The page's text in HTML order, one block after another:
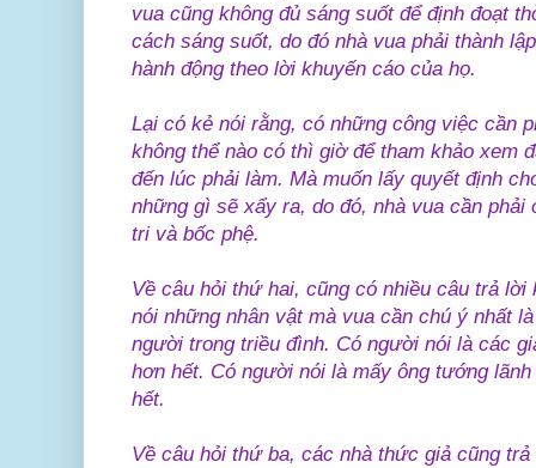
vua cũng không đủ sáng suốt để định đoạt
cách sáng suốt, do đó nhà vua phải thành
hành động theo lời khuyến cáo của họ.
Lại có kẻ nói rằng, có những công việc cần
không thể nào có thì giờ để tham khảo xem
đến lúc phải làm. Mà muốn lấy quyết định
những gì sẽ xẩy ra, do đó, nhà vua cần phải
tri và bốc phệ.
Về câu hỏi thứ hai, cũng có nhiều câu trả lời
nói những nhân vật mà vua cần chú ý nhất
người trong triều đình. Có người nói là các
hơn hết. Có người nói là mấy ông tướng
hết.
Về câu hỏi thứ ba, các nhà thức giả cũng